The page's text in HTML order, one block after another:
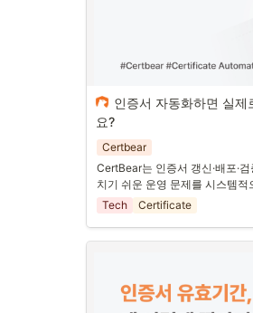
— 그리고 CertBear는
해결하고 있을까요?
4편까지 우리는 인증서 관리가
그리고 왜 자동화가 필수가 되었
이제 한 가지 질문이 남았습니다.
그리고 CertBear가 이를 어떻게
기해볼게요.
인증서 자동화하면 실
요?
Certbear
CertBear는 인증서 갱신·배포·
치기 쉬운 운영 문제를 시스템
Tech
Certificate